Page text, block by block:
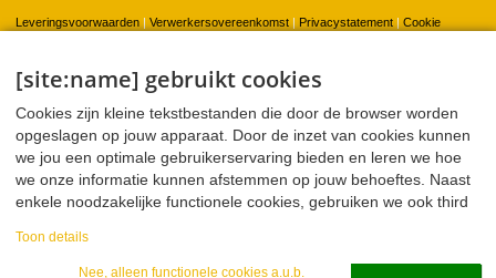
[site:name] gebruikt cookies
Cookies zijn kleine tekstbestanden die door de browser worden
opgeslagen op jouw apparaat. Door de inzet van cookies kunnen
we jou een optimale gebruikerservaring bieden en leren we hoe
we onze informatie kunnen afstemmen op jouw behoeftes. Naast
enkele noodzakelijke functionele cookies, gebruiken we ook third
kunnen deze informatie combineren met andere informatie die ze
over jou hebben mogen verzamelen. In onze privacy verklaring
Toon details
Nee, alleen functionele cookies a.u.b.
Leveringsvoorwaarden Verwerkersovereenkomst Privacystatement
Cookie
Home Klanten Portfolio Contact
Twitter Facebook LinkedIn WeTransfer